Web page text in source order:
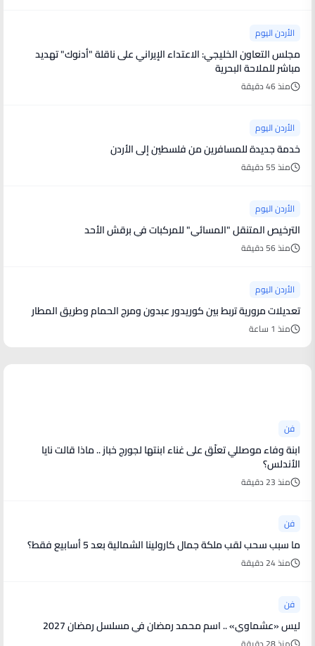
الأردن اليوم
مجلس التعاون الخليجي: الاعتداء الإيراني على ناقلة "أدنوك" تهديد
مباشر للملاحة البحرية
منذ 46 دقيقة
الأردن اليوم
خدمة جديدة للمسافرين من فلسطين إلى الأردن
منذ 55 دقيقة
الأردن اليوم
الترخيص المتنقل "المسائي" للمركبات في برقش الأحد
منذ 56 دقيقة
الأردن اليوم
تعديلات مرورية تربط بين كوريدور عبدون ومرج الحمام وطريق المطار
منذ 1 ساعة
فن
ابنة وفاء موصللي تعلّق على غناء ابنتها لجورج خباز .. ماذا قالت نايا
الأندلس؟
منذ 23 دقيقة
فن
ما سبب سحب لقب ملكة جمال كارولينا الشمالية بعد 5 أسابيع فقط؟
منذ 24 دقيقة
فن
ليس «عشماوي» .. اسم محمد رمضان في مسلسل رمضان 2027